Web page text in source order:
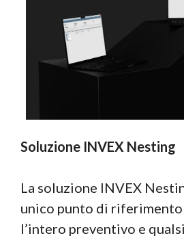
Soluzione INVEX Nesting
La soluzione INVEX
unico punto di
l’intero preventivo e